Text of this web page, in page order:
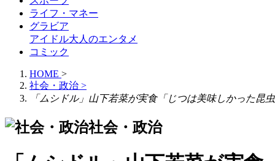
ライフ・マネー
グラビア
アイドル大人のエンタメ
コミック
HOME >
社会・政治 >
「ムシドル」山下若菜が実食「じつは美味しかった昆
社会・政治